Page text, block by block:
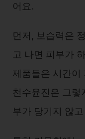
어요.
먼저, 보습력은
고 나면 피부가
제품들은 시간이
천수윤진은 그렇
부가 당기지 않